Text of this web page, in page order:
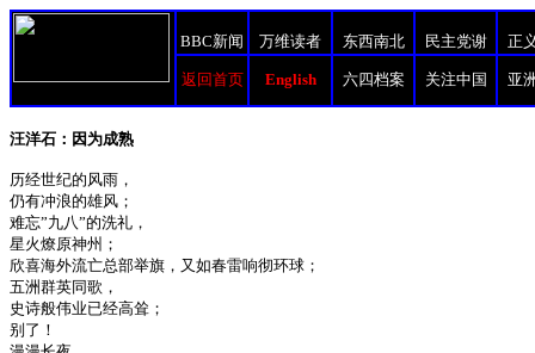
BBC新闻 万维读者 东西南北 民主党谢 正
返回首页 English 六四档案 关注中国 亚
汪洋石：因为成熟
历经世纪的风雨，
仍有冲浪的雄风；
难忘”九八”的洗礼，
星火燎原神州；
欣喜海外流亡总部举旗，又如春雷响彻环球；
五洲群英同歌，
史诗般伟业已经高耸；
别了！